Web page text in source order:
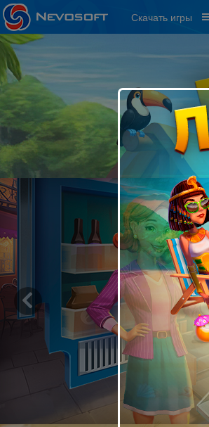
Скачать игры